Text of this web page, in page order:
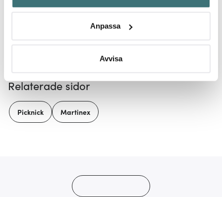
Identifiera din enhet genom att aktivt skanna den för
Ta reda på mer om hur dina personliga uppgifter
Du kan ändra eller dra tillbaka ditt samtycke när som
Vi använder cookies för att innehållet och annonserna
ska anpassas efter det som vi tror att du tycker om. Det
gör också att vi kan analysera vår trafik och göra
Anpassa
Avvisa
Låt dig inspireras av våra kunder
Relaterade sidor
Picknick Martinex